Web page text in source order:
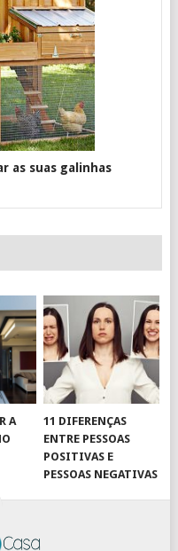
as suas galinhas
A
11 DIFERENÇAS
ENTRE PESSOAS
POSITIVAS E
PESSOAS NEGATIVAS